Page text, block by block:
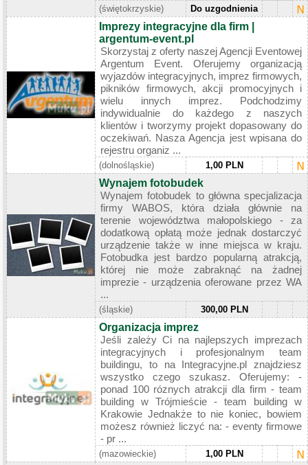
(świętokrzyskie) Do uzgodnienia
Imprezy integracyjne dla firm |
argentum-event.pl
Skorzystaj z oferty naszej Agencji Eventowej
Argentum Event. Oferujemy organizacją
wyjazdów integracyjnych, imprez firmowych,
pikników firmowych, akcji promocyjnych i
wielu innych imprez. Podchodzimy
indywidualnie do każdego z naszych
klientów i tworzymy projekt dopasowany do
oczekiwań. Nasza Agencja jest wpisana do
rejestru organiz ...
(dolnośląskie) 1,00 PLN
Wynajem fotobudek
Wynajem fotobudek to główna specjalizacja
firmy WABOS, która działa głównie na
terenie województwa małopolskiego - za
dodatkową opłatą może jednak dostarczyć
urządzenie także w inne miejsca w kraju.
Fotobudka jest bardzo popularną atrakcją,
której nie może zabraknąć na żadnej
imprezie - urządzenia oferowane przez WA
...
(śląskie) 300,00 PLN
Organizacja imprez
Jeśli zależy Ci na najlepszych imprezach
integracyjnych i profesjonalnym team
buildingu, to na Integracyjne.pl znajdziesz
wszystko czego szukasz. Oferujemy: -
ponad 100 róznych atrakcji dla firm - team
building w Trójmieście - team building w
Krakowie Jednakże to nie koniec, bowiem
możesz również liczyć na: - eventy firmowe
- pr ...
(mazowieckie) 1,00 PLN